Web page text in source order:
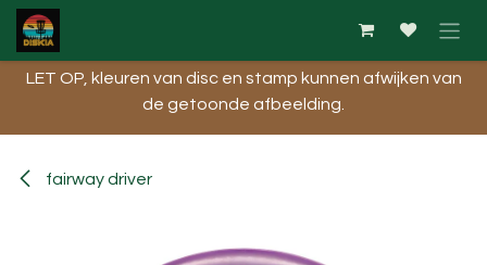
Overslaan naar inhoud
LET OP, kleuren van disc en stamp kunnen afwijken van
de getoonde afbeelding.​
fairway driver